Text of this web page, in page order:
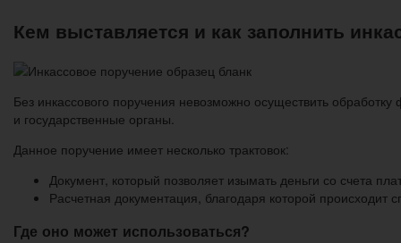
Кем выставляется и как заполнить
Без инкассового поручения невозможно осуществить
и государственные органы.
Данное поручение имеет несколько трактовок:
Документ, который позволяет изымать деньги со счета
Расчетная документация, благодаря которой происходит
Где оно может использоваться?